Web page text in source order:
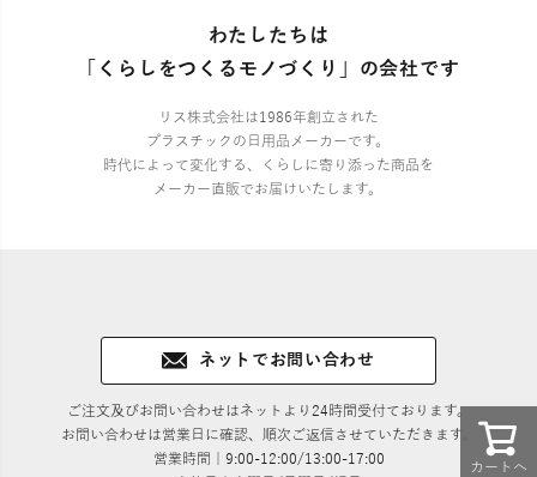
カートへ
わたしたちは
「くらしをつくるモノづくり」の会社です
リス株式会社は1986年創立された
プラスチックの日用品メーカーです。
時代によって変化する、くらしに寄り添った商品を
メーカー直販でお届けいたします。
ネットでお問い合わせ
ご注文及びお問い合わせはネットより24時間受付ております。
お問い合わせは営業日に確認、順次ご返信させていただきます。
営業時間｜9:00-12:00/13:00-17:00